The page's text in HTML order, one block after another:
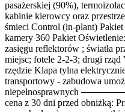
pasażerskiej (90%),
kabinie kierowcy oraz
śmieci Control (in-plant)
kamery 360 Pakiet
zasięgu reflektorów ; światła
miejsc; fotele 2-2-3; drugi
rzędzie Klapa tylna
transportowy - zabudowa
niepełnosprawnych
cena z 30 dni przed obniżką: